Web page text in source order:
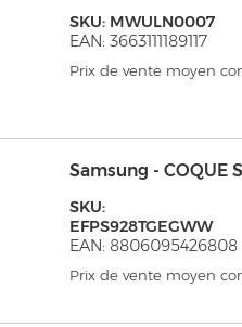
SKU: MWULN0007
EAN: 3663111189117
Prix de vente moyen
Samsung - COQUE
SKU:
EFPS928TGEGWW
EAN: 8806095426808
Prix de vente moyen